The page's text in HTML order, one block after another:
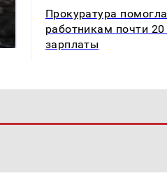
Такую зиму в России
никто не ждал: как
так?!
Прокуратура
работникам почти
зарплаты